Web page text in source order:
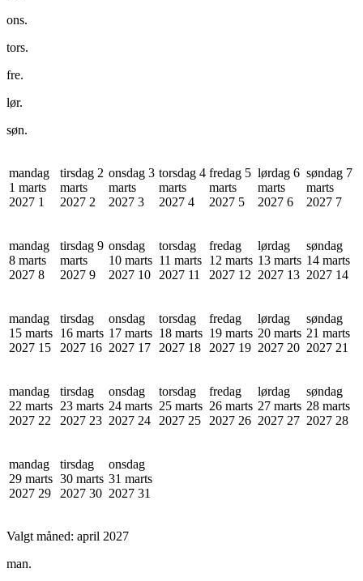
ons.
tors.
fre.
lør.
søn.
mandag
1 marts
2027 1
tirsdag 2
marts
2027 2
onsdag 3
marts
2027 3
torsdag 4
marts
2027 4
fredag 5
marts
2027 5
lørdag 6
marts
2027 6
søndag 7
marts
2027 7
mandag
8 marts
2027 8
tirsdag 9
marts
2027 9
onsdag
10 marts
2027 10
torsdag
11 marts
2027 11
fredag
12 marts
2027 12
lørdag
13 marts
2027 13
søndag
14 marts
2027 14
mandag
15 marts
2027 15
tirsdag
16 marts
2027 16
onsdag
17 marts
2027 17
torsdag
18 marts
2027 18
fredag
19 marts
2027 19
lørdag
20 marts
2027 20
søndag
21 marts
2027 21
mandag
22 marts
2027 22
tirsdag
23 marts
2027 23
onsdag
24 marts
2027 24
torsdag
25 marts
2027 25
fredag
26 marts
2027 26
lørdag
27 marts
2027 27
søndag
28 marts
2027 28
mandag
29 marts
2027 29
tirsdag
30 marts
2027 30
onsdag
31 marts
2027 31
Valgt måned: april 2027
man.